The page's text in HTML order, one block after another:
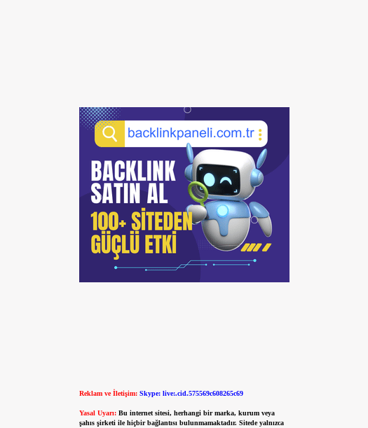
Reklam ve İletişim: Skype: live:.cid.575569c608265c69
Yasal Uyarı: Bu internet sitesi, herhangi bir marka, kurum veya
şahıs şirketi ile hiçbir bağlantısı bulunmamaktadır. Sitede yalnızca